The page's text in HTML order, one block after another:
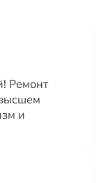
Ремонт
и